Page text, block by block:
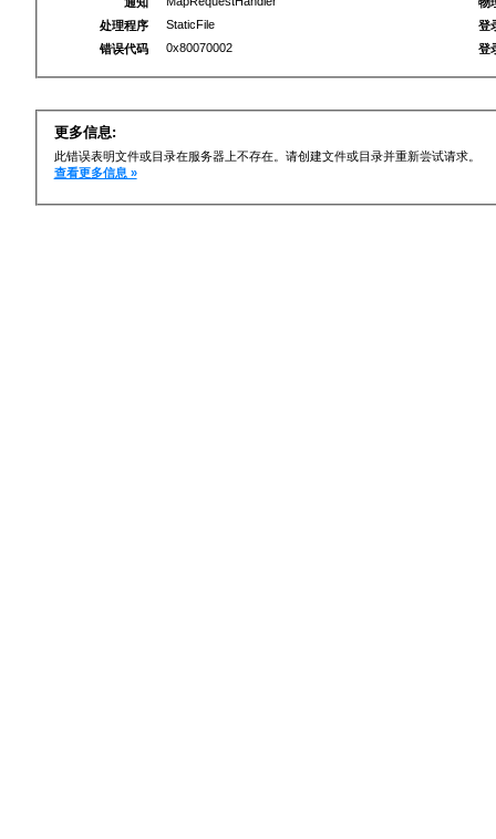
处理程序
StaticFile
错误代码
0x80070002
登
登
更多信息:
此错误表明文件或目录在服务器上不存在。请创建文件或目录并重新尝试请求。
查看更多信息 »